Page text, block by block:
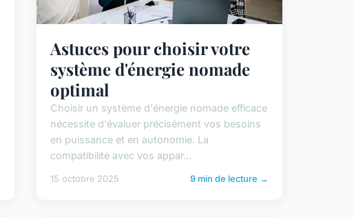
Astuces pour choisir votre
système d'énergie nomade
optimal
Choisir un système d'énergie nomade efficace
nécessite d'évaluer précisément vos besoins
en puissance et en autonomie. La
compatibilité avec vos appar...
15 octobre 2025 9 min de lecture →